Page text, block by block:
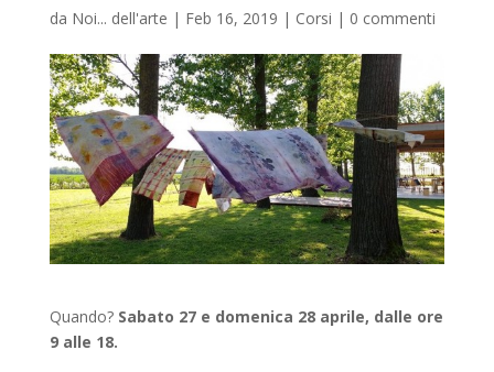
da Noi... dell'arte | Feb 16, 2019 | Corsi | 0 commenti
Quando? Sabato 27 e domenica 28 aprile, dalle ore
9 alle 18.